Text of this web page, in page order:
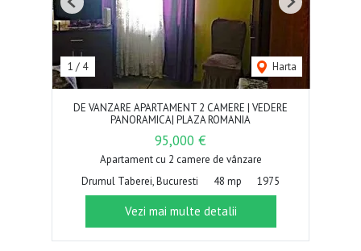
1 / 4 Harta
Previous Next
DE VANZARE APARTAMENT 2 CAMERE | VEDERE
PANORAMICA| PLAZA ROMANIA
95,000 €
Apartament cu 2 camere de vânzare
Drumul Taberei, Bucuresti
48 mp 1975
Vezi mai multe detalii